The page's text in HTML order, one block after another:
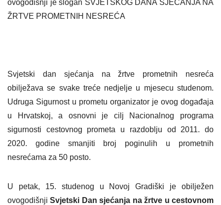
ovogodišnji je slogan SVJETSKOG DANA SJEĆANJA NA
ŽRTVE PROMETNIH NESREĆA
Svjetski dan sjećanja na žrtve prometnih nesreća
obilježava se svake treće nedjelje u mjesecu studenom.
Udruga Sigurnost u prometu organizator je ovog događaja
u Hrvatskoj, a osnovni je cilj Nacionalnog programa
sigurnosti cestovnog prometa u razdoblju od 2011. do
2020. godine smanjiti broj poginulih u prometnih
nesrećama za 50 posto.
U petak, 15. studenog u Novoj Gradiški je obilježen
ovogodišnjiSvjetski Dan sjećanja na žrtve u cestovnom